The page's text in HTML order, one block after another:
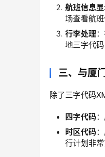
航班信息
场查看航
行李处理
地三字代
三、与厦
除了三字代码
四字代码
时区代码
行计划非常